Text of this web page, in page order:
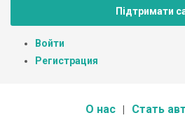
Підтримати
Войти
Регистрация
О нас Стать